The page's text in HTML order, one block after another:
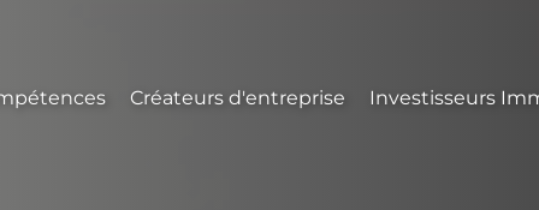
Créateurs d'entreprise Investisseurs